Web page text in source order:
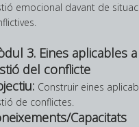
emocional davant de
3. Eines aplicables
del conflicte
Construir eines
de conflictes.
Capacitats